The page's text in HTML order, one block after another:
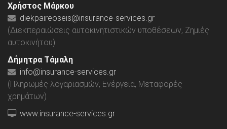
Χρήστος Μάρκου
diekpaireoseis@insurance-services.gr
(Διεκπεραιώσεις αυτοκινητιστικών υποθέσεων, Ζημιές
αυτοκινήτου)
Δήμητρα Τάμαλη
info@insurance-services.gr
(Πληρωμές λογαριασμών, Ενέργεια, Μεταφορές
χρημάτων)
www.insurance-services.gr